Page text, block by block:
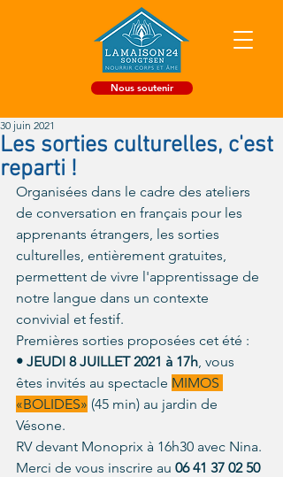
Nous soutenir
Les sorties culturelles, c'est
reparti !
30 juin 2021
Organisées dans le cadre des ateliers
de conversation en français pour les
apprenants étrangers, les sorties
culturelles, entièrement gratuites,
permettent de vivre l'apprentissage de
notre langue dans un contexte
convivial et festif.
Premières sorties proposées cet été :
• JEUDI 8 JUILLET 2021 à 17h, vous
êtes invités au spectacle MIMOS
«BOLIDES» (45 min) au jardin de
Vésone.
RV devant Monoprix à 16h30 avec Nina.
Merci de vous inscrire au 06 41 37 02 50